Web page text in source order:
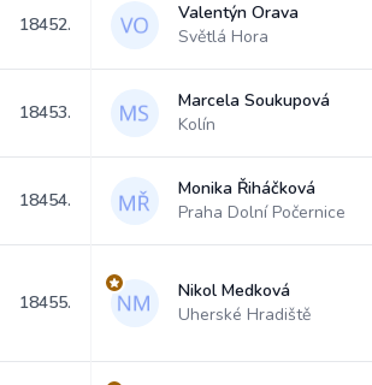
18452.
Valentýn Orava
Světlá Hora
18453.
Marcela Soukupová
Kolín
18454.
Monika Řiháčková
Praha Dolní Počernice
18455.
Nikol Medková
Uherské Hradiště